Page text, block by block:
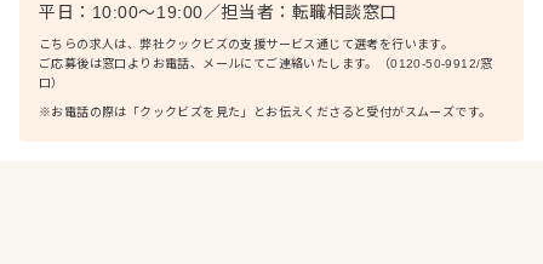
平日：10:00〜19:00／担当者： 転職相談窓口
こちらの求人は、弊社クックビズの支援サービス通じて選考を行います。
ご応募後は窓口よりお電話、メールにてご連絡いたします。（0120-50-9912/窓
口）
※お電話の際は「クックビズを見た」とお伝えくださると受付がスムーズです。